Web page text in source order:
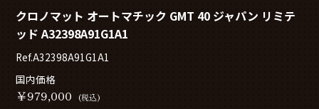
クロノマット オートマチック GMT 40 ジャパン リミテ
ッド A32398A91G1A1
Ref.A32398A91G1A1
国内価格
￥979,000 (税込)